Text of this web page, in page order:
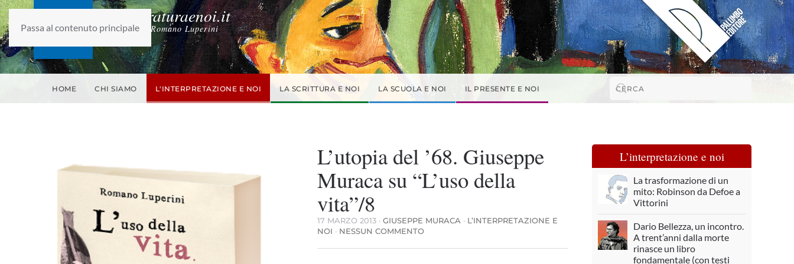
Passa al contenuto principale
laletteraturaenoi.it
fondato da Romano Luperini
HOME CHI SIAMO L'INTERPRETAZIONE E NOI LA SCRITTURA E NOI LA SCUOLA E NOI IL PRESENTE E NOI
L’utopia del ’68. Giuseppe
Muraca su “L’uso della
vita”/8
17 MARZO 2013 · GIUSEPPE MURACA · L’INTERPRETAZIONE E
NOI · NESSUN COMMENTOSU
DEL
L’interpretazione e noi
La trasformazione di un
mito: Robinson da Defoe a
Vittorini
Dario Bellezza, un incontro.
A trent’anni dalla morte
rinasce un libro
fondamentale (con testi